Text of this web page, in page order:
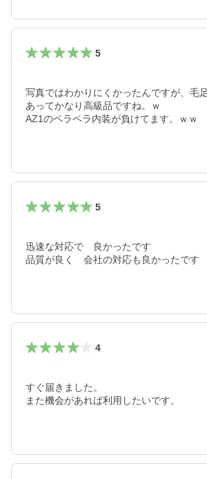
5
写真ではわかりにくかったんですが、毛
あってかなり高級品ですね。ｗ
AZ1のペラペラ内装が負けてます。ｗｗ
5
迅速な対応で　良かったです
品質が良く　会社の対応も良かったです
4
すぐ届きました。
また機会があれば利用したいです。